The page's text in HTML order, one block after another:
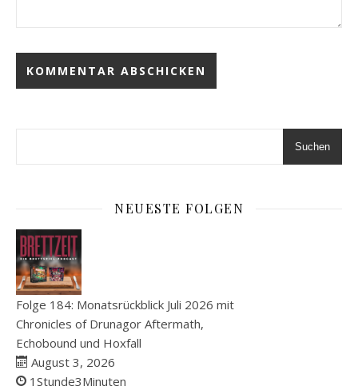
Suchen
NEUESTE FOLGEN
Folge 184: Monatsrückblick Juli 2026 mit
Chronicles of Drunagor Aftermath,
Echobound und Hoxfall
August 3, 2026
1Stunde3Minuten